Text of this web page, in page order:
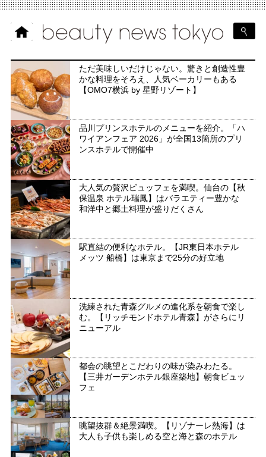
ただ美味しいだけじゃない。驚きと創造性豊
かな料理をそろえ、人気ベーカリーもある
【OMO7横浜 by 星野リゾート】
品川プリンスホテルのメニューを紹介。「ハ
ワイアンフェア 2026」が全国13箇所のプリ
ンスホテルで開催中
大人気の贅沢ビュッフェを満喫。仙台の【秋
保温泉 ホテル瑞鳳】はバラエティー豊かな
和洋中と郷土料理が盛りだくさん
駅直結の便利なホテル。【JR東日本ホテル
メッツ 船橋】は東京まで25分の好立地
洗練された青森グルメの進化系を朝食で楽し
む。【リッチモンドホテル青森】がさらにリ
ニューアル
都会の眺望とこだわりの味が染みわたる。
【三井ガーデンホテル銀座築地】朝食ビュッ
フェ
眺望抜群＆絶景満喫。【リゾナーレ熱海】は
大人も子供も楽しめる空と海と森のホテル